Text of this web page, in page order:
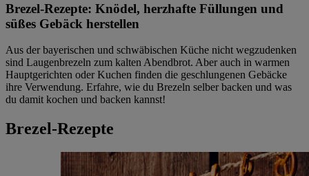
Brezel-Rezepte: Knödel, herzhafte Füllungen und
süßes Gebäck herstellen
Aus der bayerischen und schwäbischen Küche nicht wegzudenken
sind Laugenbrezeln zum kalten Abendbrot. Aber auch in warmen
Hauptgerichten oder Kuchen finden die geschlungenen Gebäcke
ihre Verwendung. Erfahre, wie du Brezeln selber backen und was
du damit kochen und backen kannst!
Brezel-Rezepte